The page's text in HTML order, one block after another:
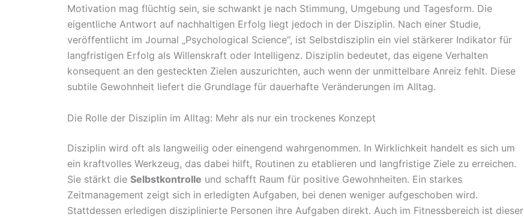
Motivation mag flüchtig sein, sie schwankt je nach Stimmung, Umgebung und Tagesform. Die
eigentliche Antwort auf nachhaltigen Erfolg liegt jedoch in der Disziplin. Nach einer Studie,
veröffentlicht im Journal „Psychological Science“, ist Selbstdisziplin ein viel stärkerer Indikator für
langfristigen Erfolg als Willenskraft oder Intelligenz. Disziplin bedeutet, das eigene Verhalten
konsequent an den gesteckten Zielen auszurichten, auch wenn der unmittelbare Anreiz fehlt. Diese
subtile Gewohnheit liefert die Grundlage für dauerhafte Veränderungen im Alltag.
Die Rolle der Disziplin im Alltag: Mehr als nur ein trockenes Konzept
Disziplin wird oft als langweilig oder einengend wahrgenommen. In Wirklichkeit handelt es sich um
ein kraftvolles Werkzeug, das dabei hilft, Routinen zu etablieren und langfristige Ziele zu erreichen.
Sie stärkt die Selbstkontrolle und schafft Raum für positive Gewohnheiten. Ein starkes
Zeitmanagement zeigt sich in erledigten Aufgaben, bei denen weniger aufgeschoben wird.
Stattdessen erledigen disziplinierte Personen ihre Aufgaben direkt. Auch im Fitnessbereich ist dieser